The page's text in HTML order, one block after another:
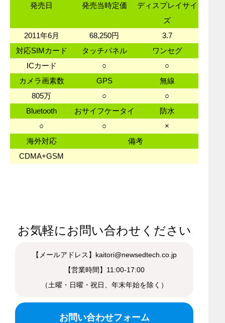
発売日 発売当時定価
ディスプレイサイ
ズ
2011年6月
68,250円
3.7
対応SIMカード
タッチパネル
ワンセグ
ICカード
○
○
カメラ画素数
GPS
無線
805万
○
○
Bluetooth
おサイフケータイ
防水
○
○
×
海外対応
備考
CDMA+GSM
お気軽にお問い合わせください
【メールアドレス】kaitori@newsedtech.co.jp
【営業時間】11:00-17:00
（土曜・日曜・祝日、年末年始を除く）
お問い合わせフォーム